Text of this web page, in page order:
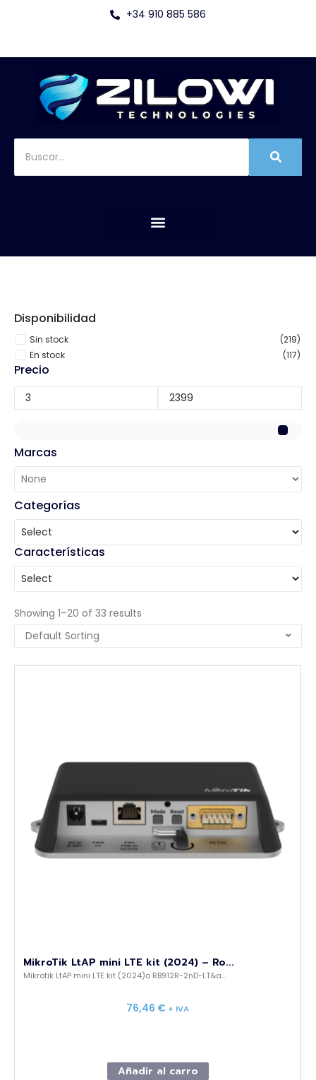
+34 910 885 586
Disponibilidad
Sin stock
(219)
En stock
(117)
Precio
Marcas
Categorías
Características
Showing 1–20 of 33 results
MikroTik LtAP mini LTE kit (2024) – Ro...
Mikrotik LtAP mini LTE kit (2024)o RB912R-2nD-LT&a...
76,46 € + IVA
Añadir al carro